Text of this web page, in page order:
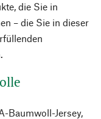
die Sie in
– die Sie in dieser
Baumwoll-Jersey,